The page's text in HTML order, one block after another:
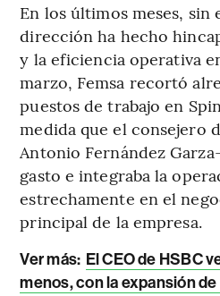
En los últimos meses, sin
dirección ha hecho
y la eficiencia operativa
marzo, Femsa recortó
puestos de trabajo en
medida que el consejero
Antonio Fernández
gasto e integraba la
estrechamente en el
principal de la empresa.
Ver más: El CEO de HSBC
menos, con la expansión